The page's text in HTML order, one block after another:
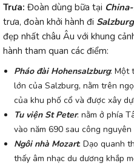
Trưa: Đoàn dùng bữa tại
trưa, đoàn khởi hành đi
đẹp nhất châu Âu với khung
hành tham quan các điểm:
Pháo đài Hohensalzburg: Một
lớn của Salzburg, nằm trên
của khu phố cổ và được xây
Tu viện St Peter: nằm ở phía
vào năm 690 sau công nguyên
Ngôi nhà Mozart: Dạo quanh
thấy âm nhạc du dương khắp